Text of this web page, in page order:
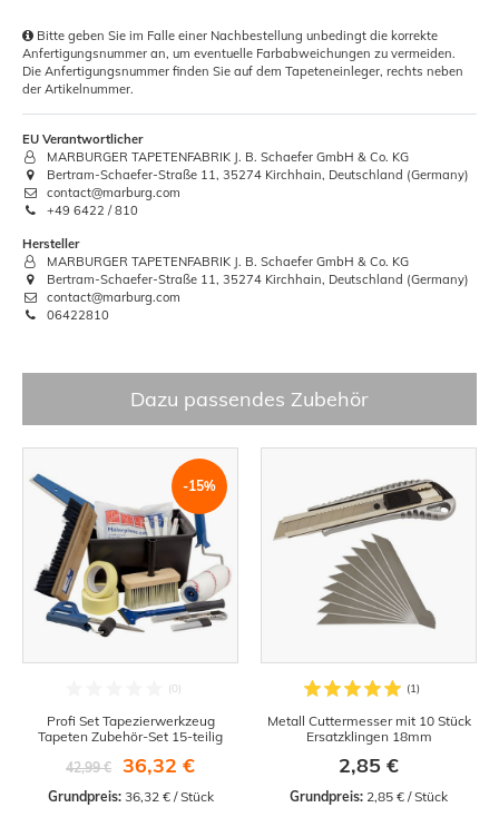
Bitte geben Sie im Falle einer Nachbestellung unbedingt die korrekte
Anfertigungsnummer an, um eventuelle Farbabweichungen zu vermeiden.
Die Anfertigungsnummer finden Sie auf dem Tapeteneinleger, rechts neben
der Artikelnummer.
EU Verantwortlicher
MARBURGER TAPETENFABRIK J. B. Schaefer GmbH & Co. KG
Bertram-Schaefer-Straße 11, 35274 Kirchhain, Deutschland (Germany)
contact@marburg.com
+49 6422 / 810
Hersteller
MARBURGER TAPETENFABRIK J. B. Schaefer GmbH & Co. KG
Bertram-Schaefer-Straße 11, 35274 Kirchhain, Deutschland (Germany)
contact@marburg.com
06422810
Dazu passendes Zubehör
-15%
Profi Set Tapezierwerkzeug
Tapeten Zubehör-Set 15-teilig
42,99 €
36,32 €
Grundpreis: 36,32 € / Stück
Metall Cuttermesser mit 10 Stück
Ersatzklingen 18mm
2,85 €
Grundpreis: 2,85 € / Stück